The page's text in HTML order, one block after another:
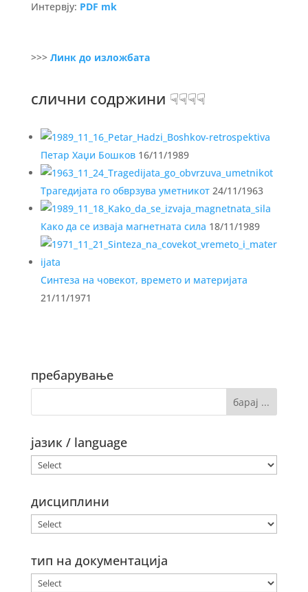
Интервју: PDF mk
>>> Линк до изложбата
слични содржини ☟☟☟☟
Петар Хаџи Бошков16/11/1989
Трагедијата го обврзува уметникот24/11/1963
Како да се изваја магнетната сила 18/11/1989
Синтеза на човекот, времето и материјата
21/11/1971
пребарување
јазик / language
дисциплини
тип на документација